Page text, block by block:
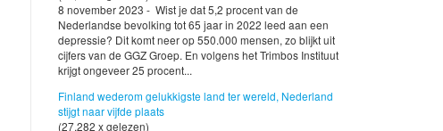
8 november 2023 - Wist je dat 5,2 procent van de
Nederlandse bevolking tot 65 jaar in 2022 leed aan een
depressie? Dit komt neer op 550.000 mensen, zo blijkt uit
cijfers van de GGZ Groep. En volgens het Trimbos Instituut
krijgt ongeveer 25 procent...
Finland wederom gelukkigste land ter wereld, Nederland
stijgt naar vijfde plaats
(27,282 x gelezen)